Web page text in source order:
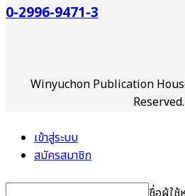
0-2996-9471-3
Winyuchon Publication
Reserved.
เข้าสู่ระบบ
สมัครสมาชิก